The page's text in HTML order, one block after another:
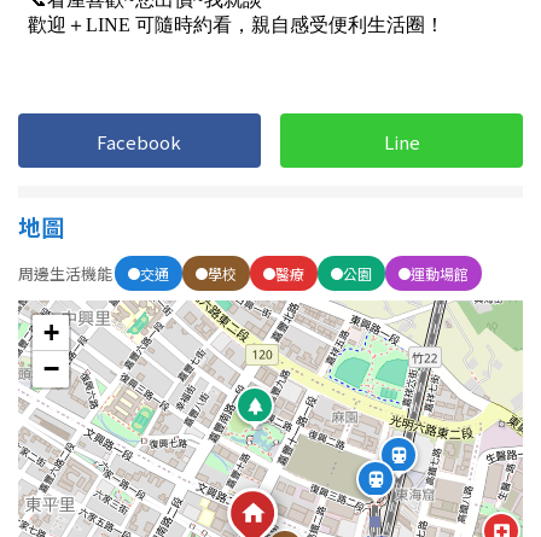
21樓以上
2房 3房
4房 5房以上
屋齡
不拘
5 年以下
Facebook Line
地圖
周邊生活機能 交通 學校 醫療 公園 運動場館
+
−